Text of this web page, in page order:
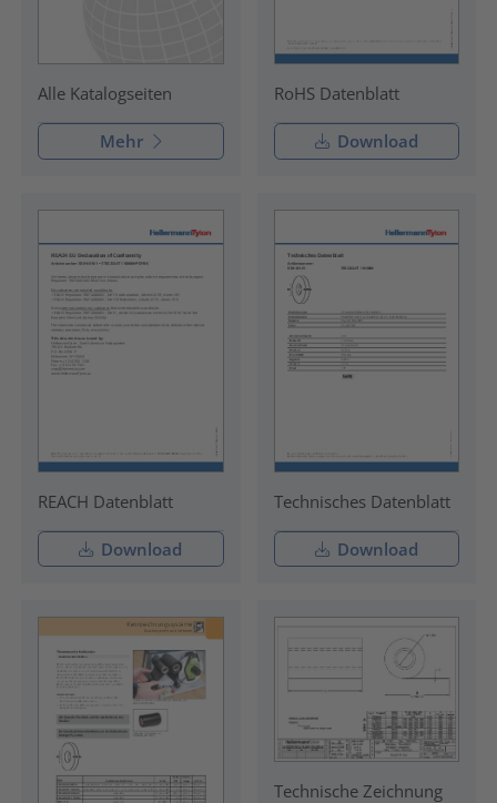
Alle Katalogseiten
Mehr
RoHS Datenblatt
Download
REACH Datenblatt
Download
Technisches Datenblatt
Download
Technische Zeichnung